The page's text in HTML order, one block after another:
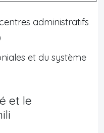
administratifs
et du système
et le